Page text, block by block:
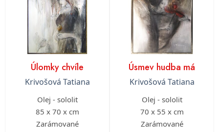
Úlomky chvíle
Krivošová Tatiana
Olej - sololit
85 x 70 x cm
Zarámované
Úsmev hudba má
Krivošová Tatiana
Olej - sololit
70 x 55 x cm
Zarámované